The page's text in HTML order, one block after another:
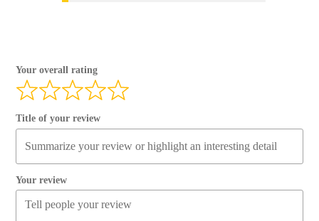
Your overall rating
Title of your review
Your review